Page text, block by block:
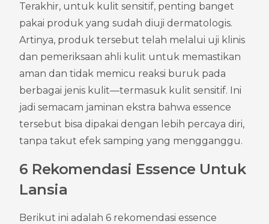
Terakhir, untuk kulit sensitif, penting banget
pakai produk yang sudah diuji dermatologis.
Artinya, produk tersebut telah melalui uji klinis
dan pemeriksaan ahli kulit untuk memastikan
aman dan tidak memicu reaksi buruk pada
berbagai jenis kulit—termasuk kulit sensitif. Ini
jadi semacam jaminan ekstra bahwa essence
tersebut bisa dipakai dengan lebih percaya diri,
tanpa takut efek samping yang mengganggu.
6 Rekomendasi Essence Untuk
Lansia
Berikut ini adalah 6 rekomendasi essence